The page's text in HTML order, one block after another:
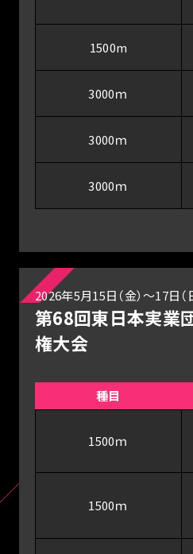
1500m
3000ｍ
3000ｍ
3000ｍ
2026年5月15日（金）～17日（
第68回東日本実業
権大会
種目
1500ｍ
1500ｍ